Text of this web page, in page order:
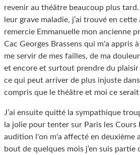
revenir au théâtre beaucoup plus
leur grave maladie, j’ai trouvé en
remercie Emmanuelle mon ancienne
Cac Georges Brassens qui m'a appris
me servir de mes failles, de ma
et encore et surtout prendre du
ce qui peut arriver de plus injuste dans
compris que le théâtre et moi ce
J’ai ensuite quitté la sympathique
la jolie pour tenter sur Paris les Cours
audition l'on m'a affecté en deuxième
bout de quelques mois j’en suis partie